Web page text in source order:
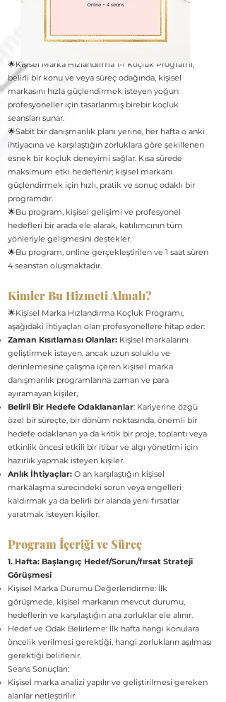
🌟Kişisel Marka Hızlandırma 1-1 Koçluk Programı,
belirli bir konu ve veya süreç odağında, kişisel
markasını hızla güçlendirmek isteyen yoğun
profesyoneller için tasarlanmış birebir koçluk
seansları sunar.
🌟Sabit bir danışmanlık planı yerine, her hafta o anki
ihtiyacına ve karşılaştığın zorluklara göre şekillenen
esnek bir koçluk deneyimi sağlar. Kısa sürede
maksimum etki hedeflenir; kişisel markanı
güçlendirmek için hızlı, pratik ve sonuç odaklı bir
programdır.
🌟Bu program, kişisel gelişimi ve profesyonel
hedefleri bir arada ele alarak, katılımcının tüm
yönleriyle gelişmesini destekler.
🌟Bu program, online gerçekleştirilen ve 1 saat süren
4 seanstan oluşmaktadır.
Kimler Bu Hizmeti Almalı?
🌟Kişisel Marka Hızlandırma Koçluk Programı,
aşağıdaki ihtiyaçları olan profesyonellere hitap eder:
Zaman Kısıtlaması Olanlar: Kişisel markalarını
geliştirmek isteyen, ancak uzun soluklu ve
derinlemesine çalışma içeren kişisel marka
danışmanlık programlarına zaman ve para
ayıramayan kişiler,
Belirli Bir Hedefe Odaklananlar: Kariyerine özgü
özel bir süreçte, bir dönüm noktasında, önemli bir
hedefe odaklanan ya da kritik bir proje, toplantı veya
etkinlik öncesi etkili bir itibar ve algı yönetimi için
hazırlık yapmak isteyen kişiler.
Anlık İhtiyaçlar: O an karşılaştığın kişisel
markalaşma sürecindeki sorun veya engelleri
kaldırmak ya da belirli bir alanda yeni fırsatlar
yaratmak isteyen kişiler.
Program İçeriği ve Süreç
1. Hafta: Başlangıç Hedef/Sorun/fırsat Strateji
Görüşmesi
Kişisel Marka Durumu Değerlendirme: İlk
görüşmede, kişisel markanın mevcut durumu,
hedeflerin ve karşılaştığın ana zorluklar ele alınır.
Hedef ve Odak Belirleme: İlk hafta hangi konulara
öncelik verilmesi gerektiği, hangi zorlukların aşılması
gerektiği belirlenir.
Seans Sonuçları:
Kişisel marka analizi yapılır ve geliştirilmesi gereken
alanlar netleştirilir.